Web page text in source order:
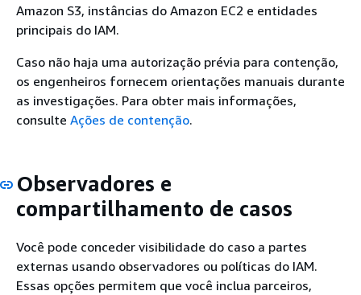
Amazon S3, instâncias do Amazon EC2 e entidades
principais do IAM.
Caso não haja uma autorização prévia para contenção,
os engenheiros fornecem orientações manuais durante
as investigações. Para obter mais informações,
consulte Ações de contenção.
Observadores e
compartilhamento de casos
Você pode conceder visibilidade do caso a partes
externas usando observadores ou políticas do IAM.
Essas opções permitem que você inclua parceiros,